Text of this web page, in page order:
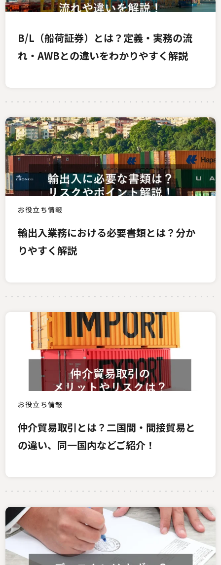
B/L（船荷証券）とは？定義・実務の流
れ・AWBとの違いをわかりやすく解説
お役立ち情報
輸出入業務における必要書類とは？分か
りやすく解説
お役立ち情報
仲介貿易取引とは？二国間・間接貿易と
の違い、同一国内などご紹介！